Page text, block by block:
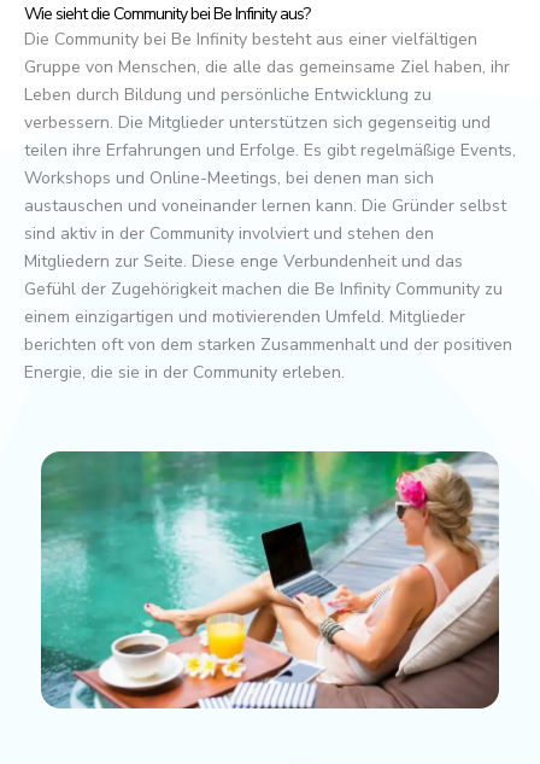
Wie sieht die Community bei Be Infinity aus?
Die Community bei Be Infinity besteht aus einer vielfältigen
Gruppe von Menschen, die alle das gemeinsame Ziel haben, ihr
Leben durch Bildung und persönliche Entwicklung zu
verbessern. Die Mitglieder unterstützen sich gegenseitig und
teilen ihre Erfahrungen und Erfolge. Es gibt regelmäßige Events,
Workshops und Online-Meetings, bei denen man sich
austauschen und voneinander lernen kann. Die Gründer selbst
sind aktiv in der Community involviert und stehen den
Mitgliedern zur Seite. Diese enge Verbundenheit und das
Gefühl der Zugehörigkeit machen die Be Infinity Community zu
einem einzigartigen und motivierenden Umfeld. Mitglieder
berichten oft von dem starken Zusammenhalt und der positiven
Energie, die sie in der Community erleben.